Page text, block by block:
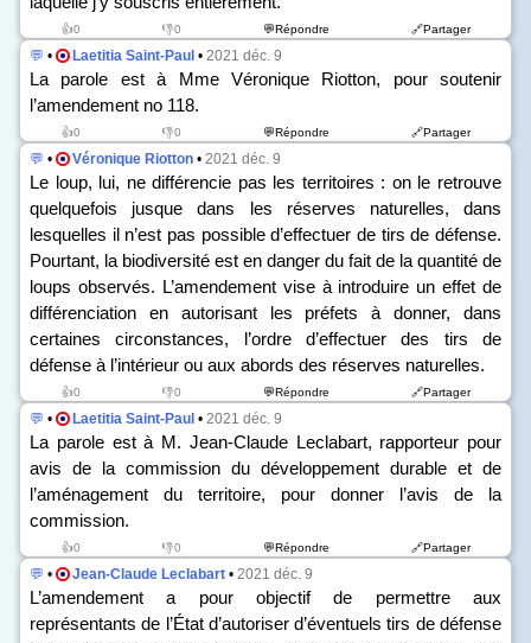
👍0 👎0 💬Répondre 🔗Partager
💬 • Laetitia Saint-Paul • 2021 déc. 9
La parole est à Mme Véronique Riotton, pour soutenir
l’amendement no 118.
👍0 👎0 💬Répondre 🔗Partager
💬 • Véronique Riotton • 2021 déc. 9
Le loup, lui, ne différencie pas les territoires : on le retrouve
quelquefois jusque dans les réserves naturelles, dans
lesquelles il n’est pas possible d’effectuer de tirs de défense.
Pourtant, la biodiversité est en danger du fait de la quantité de
loups observés. L’amendement vise à introduire un effet de
différenciation en autorisant les préfets à donner, dans
certaines circonstances, l’ordre d’effectuer des tirs de
défense à l’intérieur ou aux abords des réserves naturelles.
👍0 👎0 💬Répondre 🔗Partager
💬 • Laetitia Saint-Paul • 2021 déc. 9
La parole est à M. Jean-Claude Leclabart, rapporteur pour
avis de la commission du développement durable et de
l’aménagement du territoire, pour donner l’avis de la
commission.
👍0 👎0 💬Répondre 🔗Partager
💬 • Jean-Claude Leclabart • 2021 déc. 9
L’amendement a pour objectif de permettre aux
représentants de l’État d’autoriser d’éventuels tirs de défense